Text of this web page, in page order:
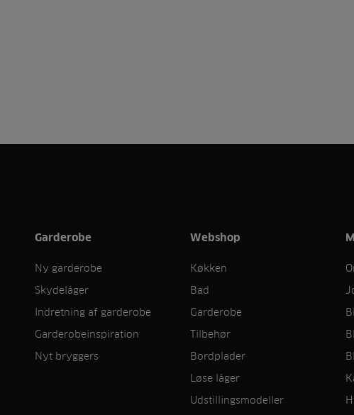
Garderobe
Ny garderobe
Skydelåger
Indretning af garderobe
Garderobeinspiration
Nyt bryggers
Webshop
Køkken
Bad
Garderobe
Tilbehør
Bordplader
Løse låger
Udstillingsmodeller